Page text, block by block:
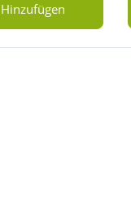
Hinzufügen